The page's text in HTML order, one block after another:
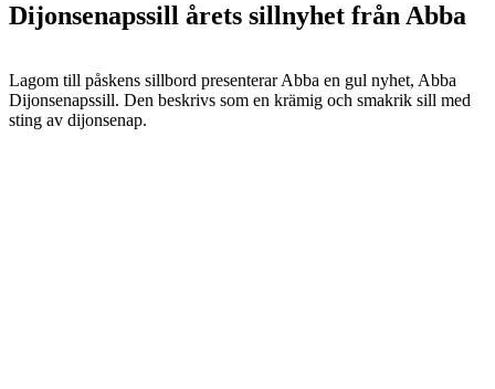
Dijonsenapssill årets sillnyhet från Abba
Lagom till påskens sillbord presenterar Abba en gul nyhet, Abba
Dijonsenapssill. Den beskrivs som en krämig och smakrik sill med
sting av dijonsenap.